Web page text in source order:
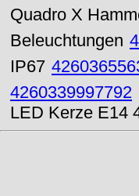
Quadro X
Beleuchtungen
IP67
4260339997792
LED Kerze E14